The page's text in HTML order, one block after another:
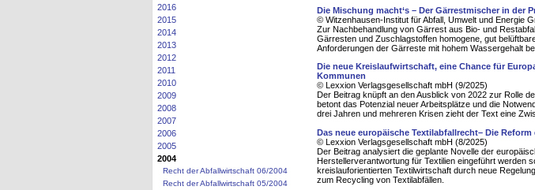
2016
2015
2014
2013
2012
2011
2010
2009
2008
2007
2006
2005
2004
Recht der Abfallwirtschaft 06/2004
Recht der Abfallwirtschaft 05/2004
Die Mischung macht‘s – Der Gärrestmischer in der
© Witzenhausen-Institut für Abfall, Umwelt und Energie
Zur Nachbehandlung von Gärrest aus Bio- und
Gärresten und Zuschlagstoffen homogene, gut
Anforderungen der Gärreste mit hohem Wassergehalt
Die neue Kreislaufwirtschaft, eine Chance für
Kommunen
© Lexxion Verlagsgesellschaft mbH (9/2025)
Der Beitrag knüpft an den Ausblick von 2022 zur Rolle
betont das Potenzial neuer Arbeitsplätze und die
drei Jahren und mehreren Krisen zieht der Text eine
Das neue europäische Textilabfallrecht– Die
© Lexxion Verlagsgesellschaft mbH (8/2025)
Der Beitrag analysiert die geplante Novelle der
Herstellerverantwortung für Textilien eingeführt werden
kreislauforientierten Textilwirtschaft durch neue
zum Recycling von Textilabfällen.